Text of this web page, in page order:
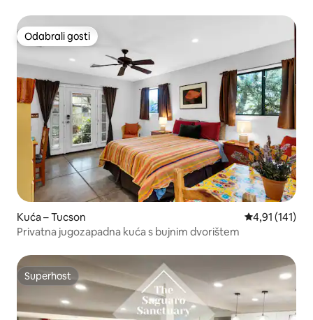
Odabrali gosti
Odabrali gosti
Kuća – Tucson Prosječna
4,91 (141)
Privatna jugozapadna kuća s bujnim dvorištem
Superhost
Superhost